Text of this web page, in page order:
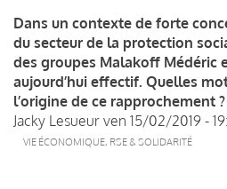
Dans un contexte de forte
du secteur de la protection
des groupes Malakoff Médéric
aujourd’hui effectif. Quelles
l’origine de ce rapprochement ?
Jacky Lesueur ven 15/02/2019 -
VIE ÉCONOMIQUE, RSE & SOLIDARITÉ